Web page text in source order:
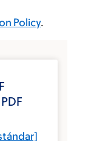
Policy.